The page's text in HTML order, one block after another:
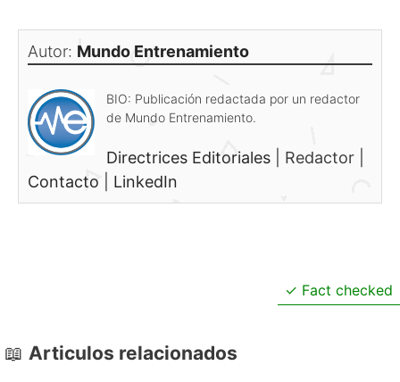
Autor: Mundo Entrenamiento
BIO: Publicación redactada por un redactor
de Mundo Entrenamiento.
Directrices Editoriales Redactor
Contacto
LinkedIn
Fact checked
Articulos relacionados